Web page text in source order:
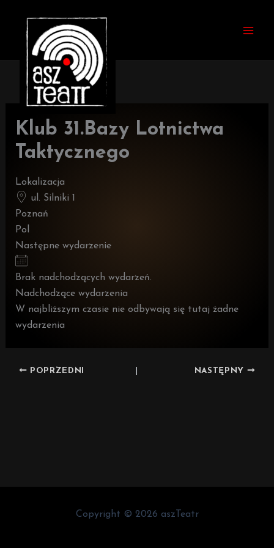
Klub 31.Bazy Lotnictwa
Taktycznego
Lokalizacja
ul. Silniki 1
Poznań
Pol
Następne wydarzenie
Brak nadchodzących wydarzeń.
Nadchodzące wydarzenia
W najbliższym czasie nie odbywają się tutaj żadne
wydarzenia
POPRZEDNI NASTĘPNY
Copyright © 2026 aszTeatr